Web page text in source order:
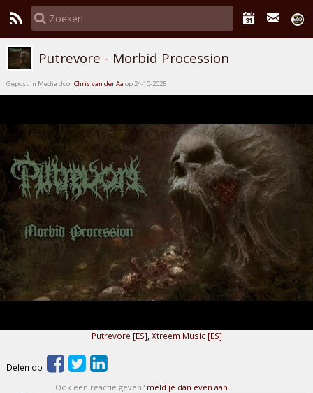
Putrevore - Morbid Procession
Gepost in Media doorChris van der Aa op 24-10-2025
Putrevore [ES] Xtreem Music [ES]
Delen op
Ook een reactie geven? meld je dan even aan